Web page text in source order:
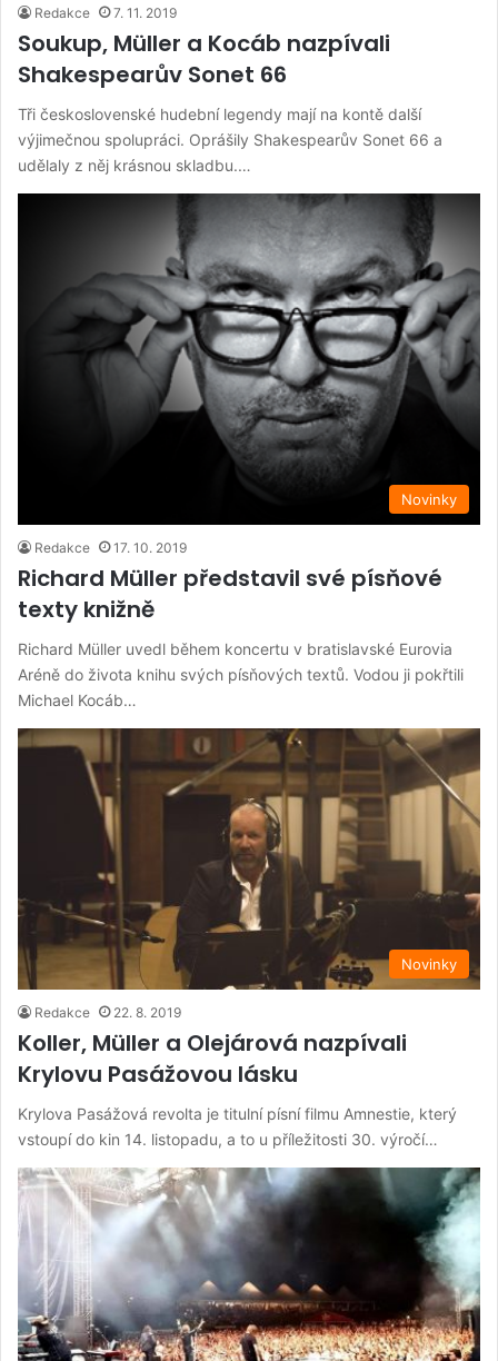
Redakce 7. 11. 2019
Soukup, Müller a Kocáb nazpívali
Shakespearův Sonet 66
Tři československé hudební legendy mají na kontě další
výjimečnou spolupráci. Oprášily Shakespearův Sonet 66 a
udělaly z něj krásnou skladbu.…
Novinky
Redakce 17. 10. 2019
Richard Müller představil své písňové
texty knižně
Richard Müller uvedl během koncertu v bratislavské Eurovia
Aréně do života knihu svých písňových textů. Vodou ji pokřtili
Michael Kocáb…
Novinky
Redakce 22. 8. 2019
Koller, Müller a Olejárová nazpívali
Krylovu Pasážovou lásku
Krylova Pasážová revolta je titulní písní filmu Amnestie, který
vstoupí do kin 14. listopadu, a to u příležitosti 30. výročí…